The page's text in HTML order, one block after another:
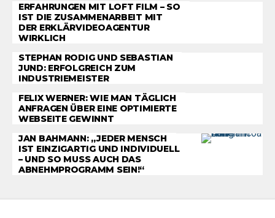
ERFAHRUNGEN MIT LOFT FILM – SO
IST DIE ZUSAMMENARBEIT MIT
DER ERKLÄRVIDEOAGENTUR
WIRKLICH
STEPHAN RODIG UND SEBASTIAN
JUND: ERFOLGREICH ZUM
INDUSTRIEMEISTER
FELIX WERNER: WIE MAN TÄGLICH
ANFRAGEN ÜBER EINE OPTIMIERTE
WEBSEITE GEWINNT
JAN BAHMANN: „JEDER MENSCH
IST EINZIGARTIG UND INDIVIDUELL
– UND SO MUSS AUCH DAS
ABNEHMPROGRAMM SEIN!“